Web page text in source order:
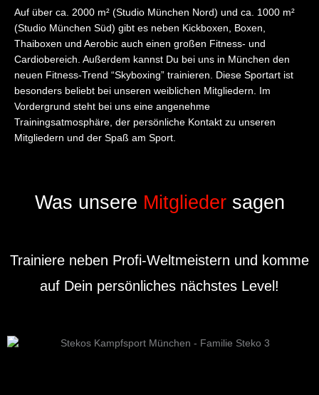
Auf über ca. 2000 m² (Studio München Nord) und ca. 1000 m²
(Studio München Süd) gibt es neben Kickboxen, Boxen,
Thaiboxen und Aerobic auch einen großen Fitness- und
Cardiobereich. Außerdem kannst Du bei uns in München den
neuen Fitness-Trend “Skyboxing” trainieren. Diese Sportart ist
besonders beliebt bei unseren weiblichen Mitgliedern. Im
Vordergrund steht bei uns eine angenehme
Trainingsatmosphäre, der persönliche Kontakt zu unseren
Mitgliedern und der Spaß am Sport.
Was unsere Mitgliedersagen
Trainiere neben Profi-Weltmeistern und komme
auf Dein persönliches nächstes Level!